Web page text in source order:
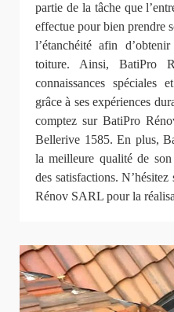
partie de la tâche que
effectue pour bien prendre
l’étanchéité afin
toiture. Ainsi, BatiPro
connaissances spéciales
grâce à ses expériences
comptez sur BatiPro
Bellerive 1585. En plus,
la meilleure qualité de
des satisfactions.
Rénov SARL pour la